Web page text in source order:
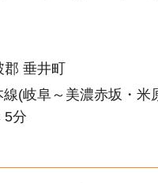
垂井町
(岐阜～美濃赤坂・米
5分